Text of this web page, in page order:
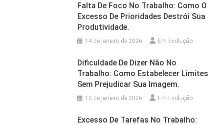
Falta De Foco No Trabalho: Como O
Excesso De Prioridades Destrói Sua
Produtividade.
14 de janeiro de 2026 Em Evolução
Dificuldade De Dizer Não No
Trabalho: Como Estabelecer Limites
Sem Prejudicar Sua Imagem.
10 de janeiro de 2026 Em Evolução
Excesso De Tarefas No Trabalho: